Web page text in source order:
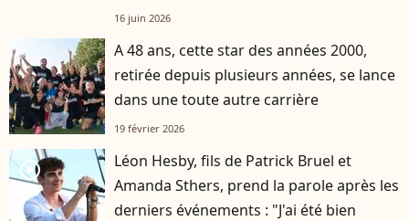
16 juin 2026
A 48 ans, cette star des années 2000,
retirée depuis plusieurs années, se lance
dans une toute autre carrière
19 février 2026
player2
Léon Hesby, fils de Patrick Bruel et
Amanda Sthers, prend la parole après les
derniers événements : "J'ai été bien